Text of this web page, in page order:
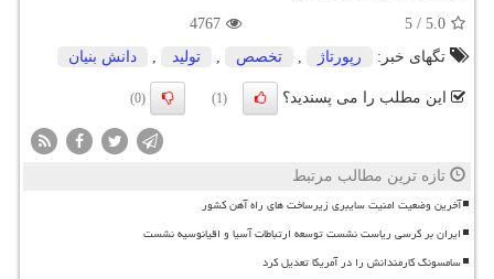
5.0
/
5
4767
تگهای خبر:
رپورتاژ , تخصص , تولید , دانش بنیان
این مطلب را می پسندید؟ (1)
(0)
تازه ترین مطالب مرتبط
آخرین وضعیت امنیت سایبری زیرساخت های راه آهن کشور
ایران بر کرسی ریاست نشست توسعه ارتباطات آسیا و اقیانوسیه نشست
سامسونگ کارمندانش را در آمریکا تعدیل کرد